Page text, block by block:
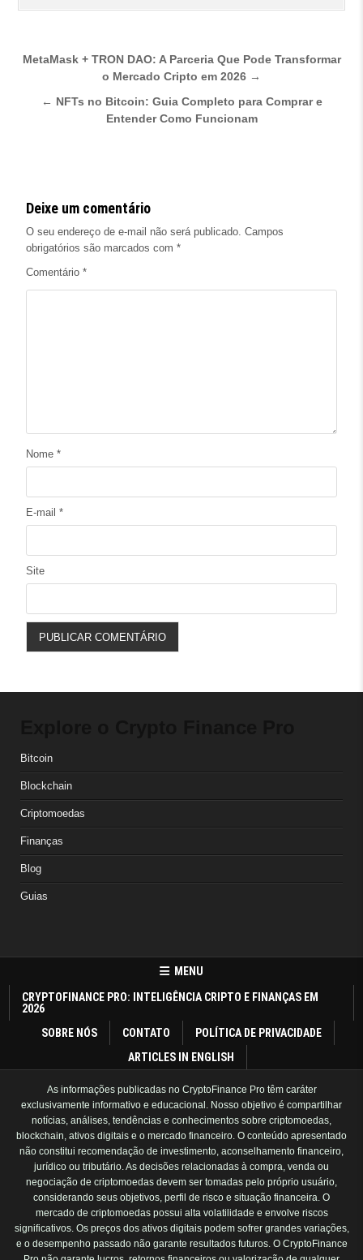
Navegação de Post
MetaMask + TRON DAO: A Parceria Que Pode Transformar
o Mercado Cripto em 2026 →
← NFTs no Bitcoin: Guia Completo para Comprar e
Entender Como Funcionam
Deixe um comentário
O seu endereço de e-mail não será publicado. Campos
obrigatórios são marcados com *
Comentário *
Nome *
E-mail *
Site
Bitcoin
Blockchain
Criptomoedas
Finanças
Blog
Guias
MENU
CRYPTOFINANCE PRO: INTELIGÊNCIA CRIPTO E FINANÇAS EM
2026
SOBRE NÓS
CONTATO
POLÍTICA DE PRIVACIDADE
ARTICLES IN ENGLISH
As informações publicadas no CryptoFinance Pro têm caráter
exclusivamente informativo e educacional. Nosso objetivo é compartilhar
notícias, análises, tendências e conhecimentos sobre criptomoedas,
blockchain, ativos digitais e o mercado financeiro. O conteúdo apresentado
não constitui recomendação de investimento, aconselhamento financeiro,
jurídico ou tributário. As decisões relacionadas à compra, venda ou
negociação de criptomoedas devem ser tomadas pelo próprio usuário,
considerando seus objetivos, perfil de risco e situação financeira. O
mercado de criptomoedas possui alta volatilidade e envolve riscos
significativos. Os preços dos ativos digitais podem sofrer grandes variações,
e o desempenho passado não garante resultados futuros. O CryptoFinance